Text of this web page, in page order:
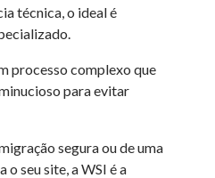
técnica, o ideal é
processo complexo que
para evitar
segura ou de uma
seu site, a WSI é a